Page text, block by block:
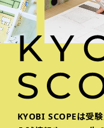
KYOBI SCOPEは受験